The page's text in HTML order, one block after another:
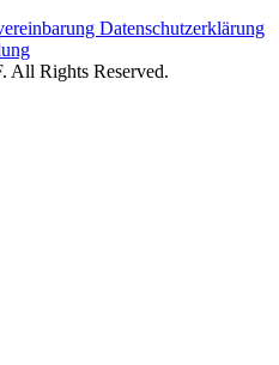
Datenschutzerklärung
All Rights Reserved.